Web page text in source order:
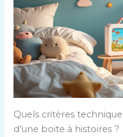
Quels critères
d’une boite à histoires ?